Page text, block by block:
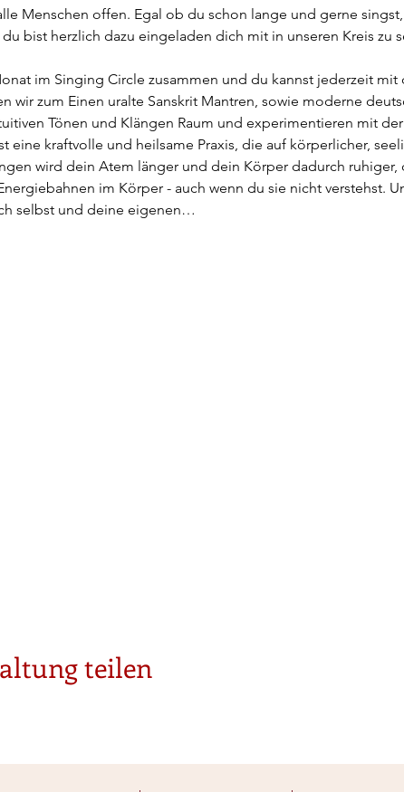
Menschen offen. Egal ob du schon lange und gerne
bist herzlich dazu eingeladen dich mit in unseren Kreis zu
im Singing Circle zusammen und du kannst jederzeit mit
wir zum Einen uralte Sanskrit Mantren, sowie moderne
Tönen und Klängen Raum und experimentieren mit
eine kraftvolle und heilsame Praxis, die auf körperlicher,
wird dein Atem länger und dein Körper dadurch
im Körper - auch wenn du sie nicht verstehst.
selbst und deine eigenen…
teilen